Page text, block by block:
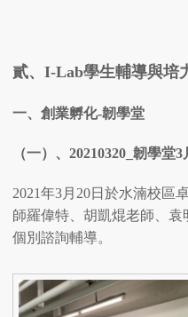
貳、 I-Lab學生輔導與培
一、創業孵化-韌學堂
（一）、 20210320_ 韌學堂3
2021年3月20日於水湳校區
師羅偉特、胡凱焜老師、袁
個別諮詢輔導。